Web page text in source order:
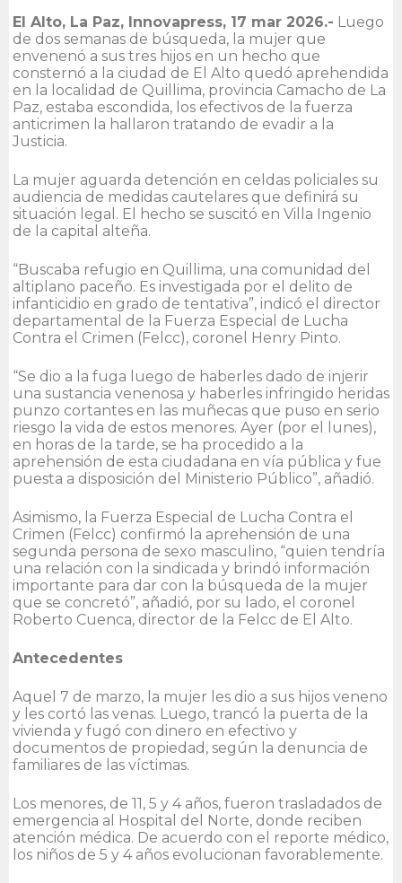
El Alto, La Paz, Innovapress, 17 mar 2026.- Luego
de dos semanas de búsqueda, la mujer que
envenenó a sus tres hijos en un hecho que
consternó a la ciudad de El Alto quedó aprehendida
en la localidad de Quillima, provincia Camacho de La
Paz, estaba escondida, los efectivos de la fuerza
anticrimen la hallaron tratando de evadir a la
Justicia.
La mujer aguarda detención en celdas policiales su
audiencia de medidas cautelares que definirá su
situación legal. El hecho se suscitó en Villa Ingenio
de la capital alteña.
“Buscaba refugio en Quillima, una comunidad del
altiplano paceño. Es investigada por el delito de
infanticidio en grado de tentativa”, indicó el director
departamental de la Fuerza Especial de Lucha
Contra el Crimen (Felcc), coronel Henry Pinto.
“Se dio a la fuga luego de haberles dado de injerir
una sustancia venenosa y haberles infringido heridas
punzo cortantes en las muñecas que puso en serio
riesgo la vida de estos menores. Ayer (por el lunes),
en horas de la tarde, se ha procedido a la
aprehensión de esta ciudadana en vía pública y fue
puesta a disposición del Ministerio Público”, añadió.
Asimismo, la Fuerza Especial de Lucha Contra el
Crimen (Felcc) confirmó la aprehensión de una
segunda persona de sexo masculino, “quien tendría
una relación con la sindicada y brindó información
importante para dar con la búsqueda de la mujer
que se concretó”, añadió, por su lado, el coronel
Roberto Cuenca, director de la Felcc de El Alto.
Antecedentes
Aquel 7 de marzo, la mujer les dio a sus hijos veneno
y les cortó las venas. Luego, trancó la puerta de la
vivienda y fugó con dinero en efectivo y
documentos de propiedad, según la denuncia de
familiares de las víctimas.
Los menores, de 11, 5 y 4 años, fueron trasladados de
emergencia al Hospital del Norte, donde reciben
atención médica. De acuerdo con el reporte médico,
los niños de 5 y 4 años evolucionan favorablemente.